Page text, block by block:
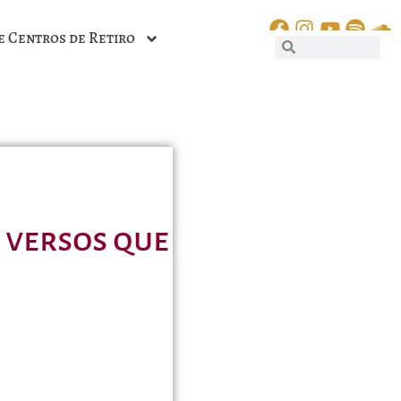
Centros de Retiro
versos que